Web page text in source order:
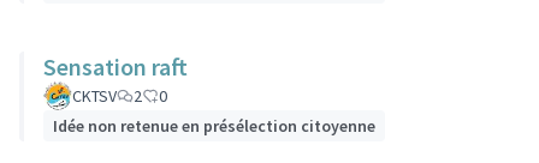
Sensation raft
CKTSV 2
0
Idée non retenue en présélection citoyenne